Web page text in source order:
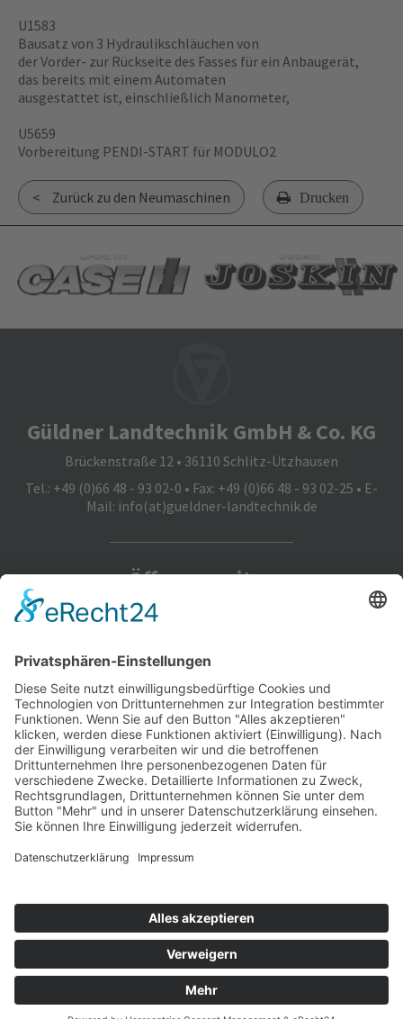
U1583
Bausatz von 3 Hydraulikschläuchen von
der Vorder- zur Rückseite des Fasses für ein Anbaugerät,
das bereits mit einem Automaten
ausgestattet ist, einschließlich Manometer,
U5659
Vorbereitung PENDI-START für MODULO2
Zurück zu den Neumaschinen Drucken
CASE IH Joskin
Güldner Landtechnik GmbH & Co. KG
Brückenstraße 12 • 36110 Schlitz-Ützhausen
Tel.: +49 (0)66 48 - 93 02-0 • Fax: +49 (0)66 48 - 93 02-25 • E-
Mail: info(at)gueldner-landtechnik.de
Öffnungszeiten
Montag bis Freitag: 8.00 Uhr bis 17.00 Uhr